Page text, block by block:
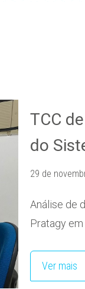
TCC
do
29 de
Análise de
Pratagy
Ver mais